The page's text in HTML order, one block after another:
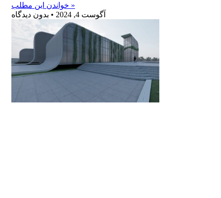
خواندن این مطلب »
آگوست 4, 2024
بدون دیدگاه